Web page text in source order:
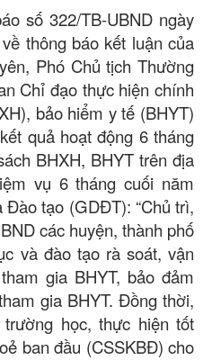
322/TB-UBND ngày
thông báo kết luận của
Phó Chủ tịch Thường
Chỉ đạo thực hiện chính
bảo hiểm y tế (BHYT)
quả hoạt động 6 tháng
BHXH, BHYT trên địa
vụ 6 tháng cuối năm
tạo (GDĐT): “Chủ trì,
các huyện, thành phố
và đào tạo rà soát, vận
gia BHYT, bảo đảm
gia BHYT. Đồng thời,
học, thực hiện tốt
ban đầu (CSSKBĐ) cho